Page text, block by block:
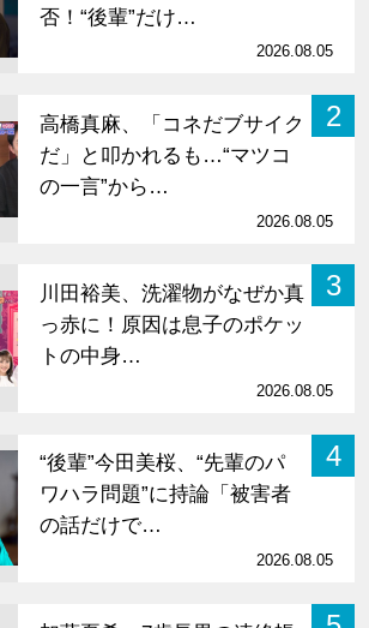
否！“後輩”だけ…
2026.08.05
2
高橋真麻、「コネだブサイク
だ」と叩かれるも…“マツコ
の一言”から…
2026.08.05
3
川田裕美、洗濯物がなぜか真
っ赤に！原因は息子のポケッ
トの中身…
2026.08.05
4
“後輩”今田美桜、“先輩のパ
ワハラ問題”に持論「被害者
の話だけで…
2026.08.05